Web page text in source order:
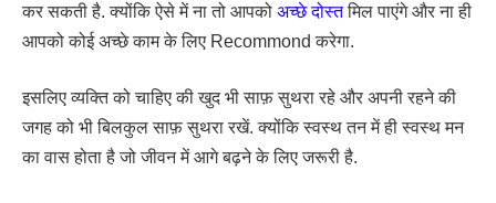
कर सकती है. क्योंकि ऐसे में ना तो आपको अच्छे दोस्तमिल पाएंगे और ना ही
आपको कोई अच्छे काम के लिए Recommond करेगा.
इसलिए व्यक्ति को चाहिए की खुद भी साफ़ सुथरा रहे और अपनी रहने की
जगह को भी बिलकुल साफ़ सुथरा रखें. क्योंकि स्वस्थ तन में ही स्वस्थ मन
का वास होता है जो जीवन में आगे बढ़ने के लिए जरूरी है.